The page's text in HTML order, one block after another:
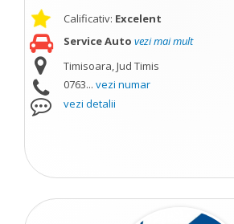
Calificativ: Excelent
Service Auto vezi mai mult
Timisoara, Jud Timis
0763... vezi numar
vezi detalii